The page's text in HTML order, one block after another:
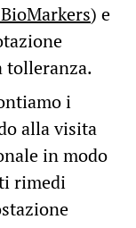
) e
tolleranza.
i
alla visita
in modo
rimedi